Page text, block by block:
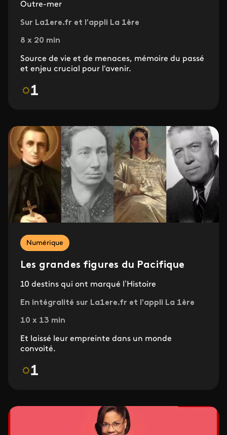
Outre-mer
Sur La1ere.fr et l'appli La 1ère
8 x 20 min
Source de vie et de menaces, mémoire du passé
et enjeu crucial pour l'avenir.
Numérique
Les grandes figures du Pacifique
10 destins qui ont marqué l’Histoire
En intégralité sur La1ere.fr et l'appli La 1ère
10 x 13 min
Et laissé leur empreinte dans un monde
convoité.